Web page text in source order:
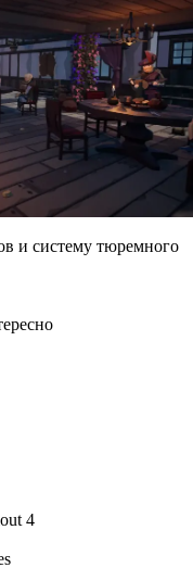
и систему тюремного
4